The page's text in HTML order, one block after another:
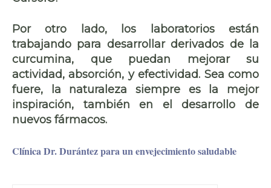
Por otro lado, los laboratorios están
trabajando para desarrollar derivados de la
curcumina, que puedan mejorar su
actividad, absorción, y efectividad. Sea como
fuere,
la naturaleza siempre es la mejor
inspiración, también en el desarrollo de
nuevos fármacos.
Clínica Dr. Durántez para un envejecimiento saludable